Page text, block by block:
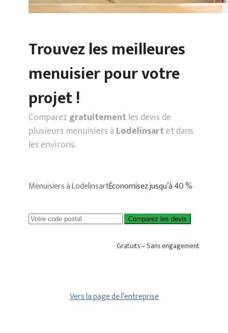
Trouvez les meilleures
menuisier pour votre
projet !
Comparez gratuitementles devis de
plusieurs menuisiers à Lodelinsartet dans
les environs.
Menuisiers à LodelinsartÉconomisez jusqu’à 40 %
Comparez les devis
Gratuits – Sans engagement
Vers la page de l’entreprise